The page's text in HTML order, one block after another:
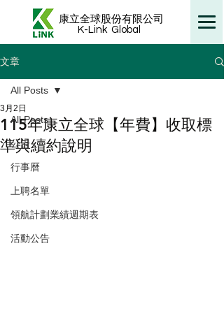
康立全球股份有限公司
K-Link Global
文章
All Posts
公告
行事曆
上聘名單
領航計劃業績週期表
活動公告
All Posts
115年康立全球【年費】收取標
準與續約說明
3月2日